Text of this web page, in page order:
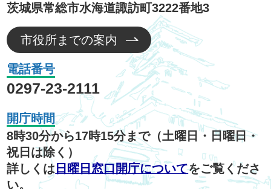
茨城県常総市水海道諏訪町3222番地3
市役所までの案内
電話番号
0297-23-2111
開庁時間
8時30分から17時15分まで（土曜日・日曜日・
祝日は除く）
詳しくは 日曜日窓口開庁についてをご覧くださ
い。